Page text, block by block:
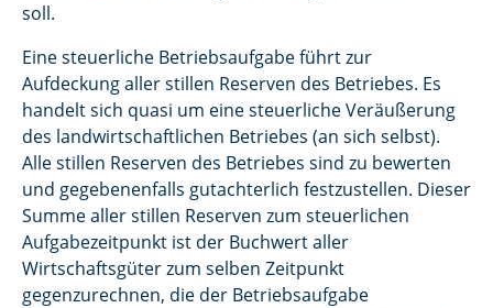
soll.
Eine steuerliche Betriebsaufgabe führt zur
Aufdeckung aller stillen Reserven des Betriebes. Es
handelt sich quasi um eine steuerliche Veräußerung
des landwirtschaftlichen Betriebes (an sich selbst).
Alle stillen Reserven des Betriebes sind zu bewerten
und gegebenenfalls gutachterlich festzustellen. Dieser
Summe aller stillen Reserven zum steuerlichen
Aufgabezeitpunkt ist der Buchwert aller
Wirtschaftsgüter zum selben Zeitpunkt
gegenzurechnen, die der Betriebsaufgabe